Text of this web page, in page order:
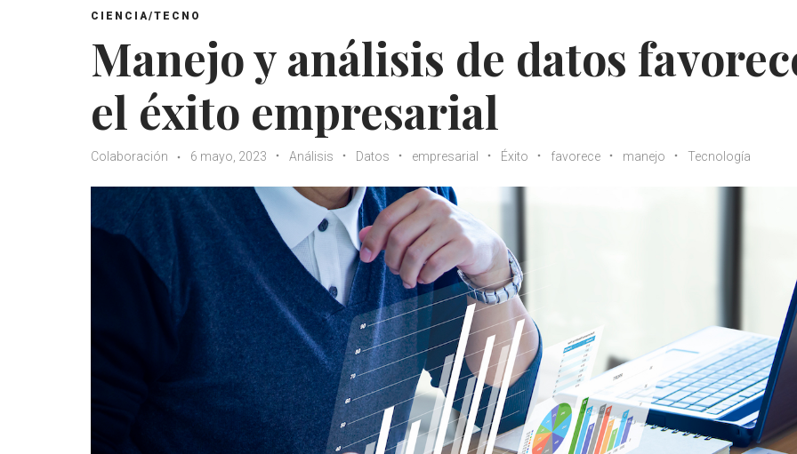
CIENCIA/TECNO
Manejo y análisis de datos
el éxito empresarial
Colaboración 6 mayo, 2023 Análisis Datos empresarial Éxito favorece manejo Tecnología